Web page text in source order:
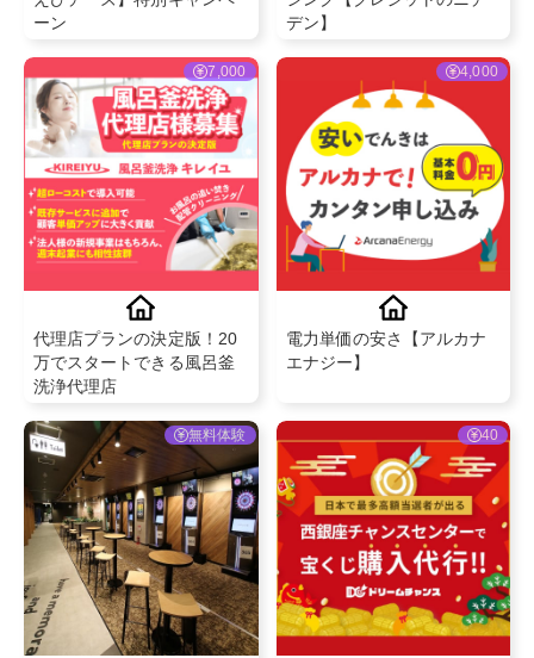
ーン
デン】
7,000
代理店プランの決定版！20
万でスタートできる風呂釜
洗浄代理店
4,000
電力単価の安さ【アルカナ
エナジー】
無料体験 40